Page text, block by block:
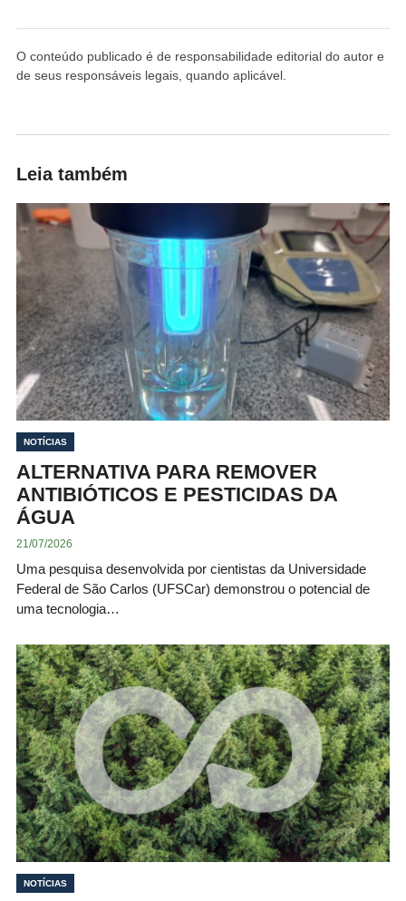
O conteúdo publicado é de responsabilidade editorial do autor e
de seus responsáveis legais, quando aplicável.
Leia também
NOTÍCIAS
ALTERNATIVA PARA REMOVER
ANTIBIÓTICOS E PESTICIDAS DA
ÁGUA
21/07/2026
Uma pesquisa desenvolvida por cientistas da Universidade
Federal de São Carlos (UFSCar) demonstrou o potencial de
uma tecnologia…
NOTÍCIAS